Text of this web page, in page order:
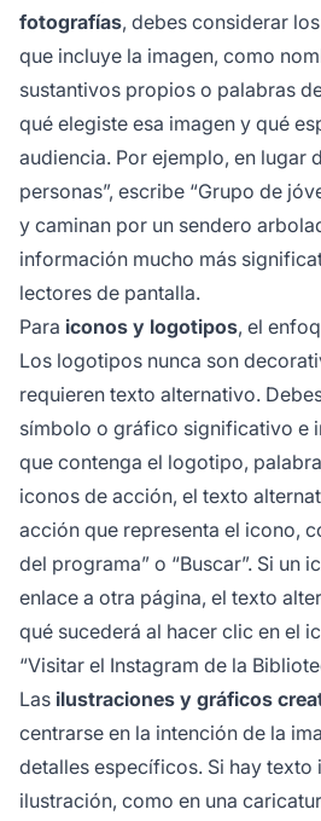
fotografías, debes considerar
que incluye la imagen, como
sustantivos propios o palabras
qué elegiste esa imagen y qué
audiencia. Por ejemplo, en lugar
personas”, escribe “Grupo de
y caminan por un sendero
información mucho más
lectores de pantalla.
Para iconos y logotipos, el
Los logotipos nunca son
requieren texto alternativo.
símbolo o gráfico significativo e
que contenga el logotipo,
iconos de acción, el texto
acción que representa el icono,
del programa” o “Buscar”. Si un
enlace a otra página, el texto
qué sucederá al hacer clic en el
“Visitar el Instagram de la
Las ilustraciones y gráficos
centrarse en la intención de la
detalles específicos. Si hay texto
ilustración, como en una